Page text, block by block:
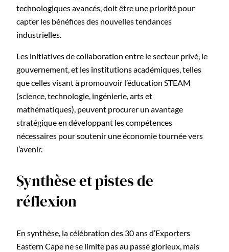
technologiques avancés, doit être une priorité pour
capter les bénéfices des nouvelles tendances
industrielles.
Les initiatives de collaboration entre le secteur privé, le
gouvernement, et les institutions académiques, telles
que celles visant à promouvoir l’éducation STEAM
(science, technologie, ingénierie, arts et
mathématiques), peuvent procurer un avantage
stratégique en développant les compétences
nécessaires pour soutenir une économie tournée vers
l’avenir.
Synthèse et pistes de
réflexion
En synthèse, la célébration des 30 ans d’Exporters
Eastern Cape ne se limite pas au passé glorieux, mais